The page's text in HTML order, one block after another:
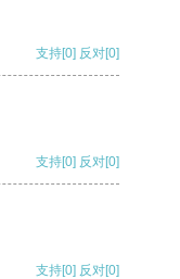
支持[0] 反对[0]
支持[0] 反对[0]
支持[0] 反对[0]